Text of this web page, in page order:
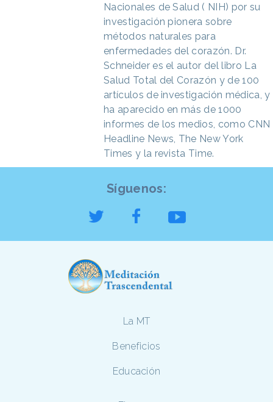
Nacionales de Salud ( NIH) por su
investigación pionera sobre
métodos naturales para
enfermedades del corazón. Dr.
Schneider es el autor del libro La
Salud Total del Corazón y de 100
artículos de investigación médica, y
ha aparecido en más de 1000
informes de los medios, como CNN
Headline News, The New York
Times y la revista Time.
Síguenos:
La MT
Beneficios
Educación